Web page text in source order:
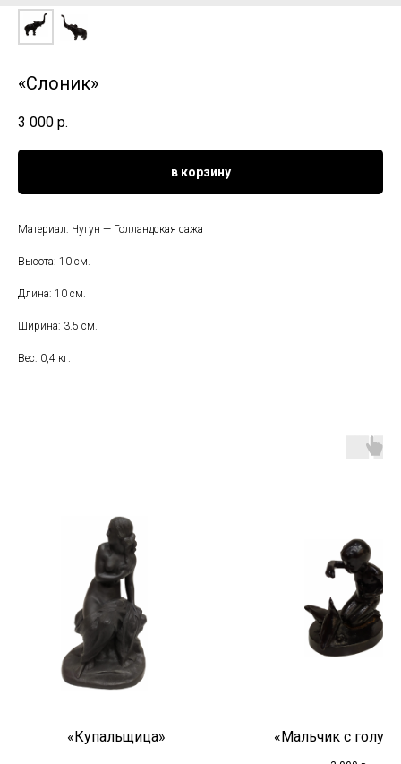
«Слоник»
3 000 р.
в корзину
Материал: Чугун — Голландская сажа
Высота: 10 см.
Длина: 10 см.
Ширина: 3.5 см.
Вес: 0,4 кг.
«Купальщица» «Мальчик с